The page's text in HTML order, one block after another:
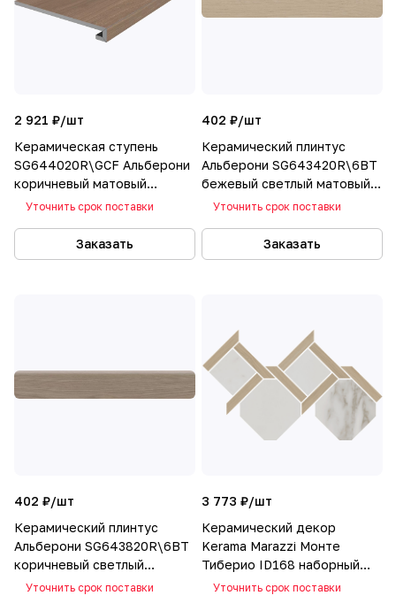
2 921 ₽/шт
Керамическая ступень
SG644020R\GCF Альберони
коричневый матовый
обрезной 60х33
Уточнить срок поставки
Заказать
402 ₽/шт
Керамический плинтус
Альберони SG643420R\6BT
бежевый светлый матовый
обрезной 60х9,5
Уточнить срок поставки
Заказать
402 ₽/шт
Керамический плинтус
Альберони SG643820R\6BT
коричневый светлый
матовый обрезной 60х9,5
Уточнить срок поставки
3 773 ₽/шт
Керамический декор
Kerama Marazzi Монте
Тиберио ID168 наборный
лаппатированный 48x29.5
Уточнить срок поставки